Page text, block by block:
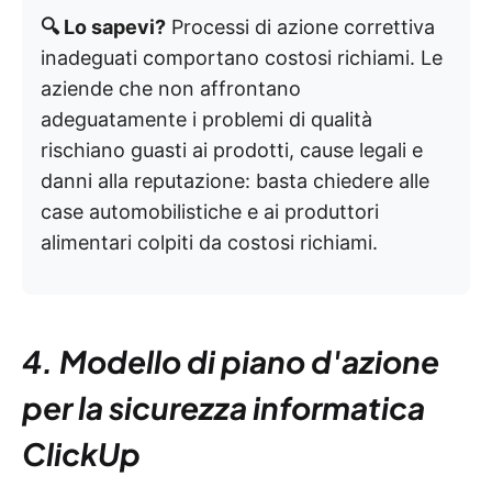
🔍 Lo sapevi? Processi di azione correttiva
inadeguati comportano costosi richiami. Le
aziende che non affrontano
adeguatamente i problemi di qualità
rischiano guasti ai prodotti, cause legali e
danni alla reputazione: basta chiedere alle
case automobilistiche e ai produttori
alimentari colpiti da costosi richiami.
4. Modello di piano d'azione
per la sicurezza informatica
ClickUp